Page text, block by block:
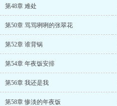
第48章 难处
第50章 骂骂咧咧的张翠花
第52章 谁背锅
第54章 年夜饭安排
第56章 我还是我
第58章 惨淡的年夜饭